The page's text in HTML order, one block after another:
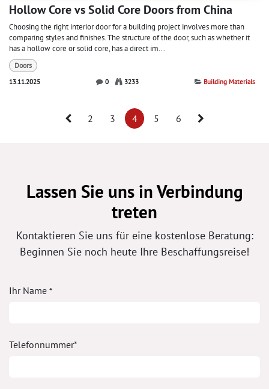
Hollow Core vs Solid Core Doors from China
Choosing the right interior door for a building project involves more than
comparing styles and finishes. The structure of the door, such as whether it
has a hollow core or solid core, has a direct im...
Doors
13.11.2025
0 3233 Building Materials
2 3 4 5 6
Lassen Sie uns in Verbindung
treten
Kontaktieren Sie uns für eine kostenlose Beratung:
Beginnen Sie noch heute Ihre Beschaffungsreise!
Ihr Name *
Telefonnummer*